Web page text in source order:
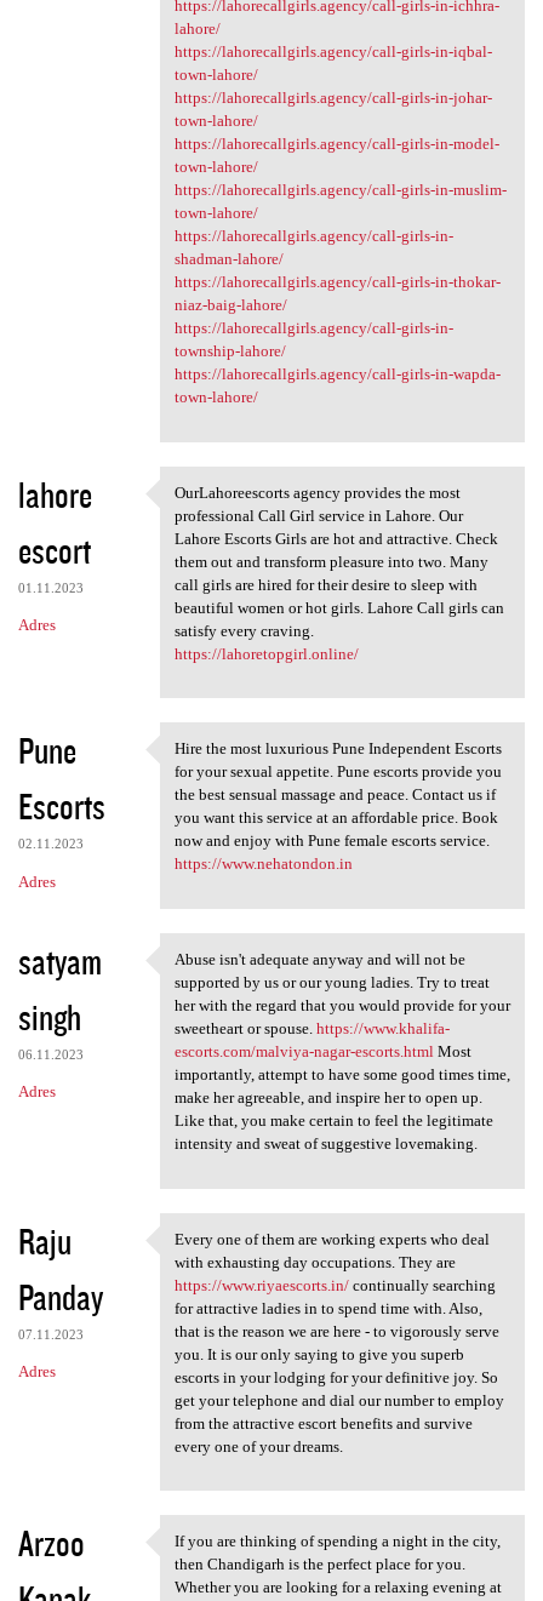
https://lahorecallgirls.agency/call-girls-in-ichhra-
lahore/
https://lahorecallgirls.agency/call-girls-in-iqbal-
town-lahore/
https://lahorecallgirls.agency/call-girls-in-johar-
town-lahore/
https://lahorecallgirls.agency/call-girls-in-model-
town-lahore/
https://lahorecallgirls.agency/call-girls-in-muslim-
town-lahore/
https://lahorecallgirls.agency/call-girls-in-
shadman-lahore/
https://lahorecallgirls.agency/call-girls-in-thokar-
niaz-baig-lahore/
https://lahorecallgirls.agency/call-girls-in-
township-lahore/
https://lahorecallgirls.agency/call-girls-in-wapda-
town-lahore/
lahore
escort
01.11.2023
Adres
OurLahoreescorts agency
OurLahoreescorts agency provides the most
professional Call Girl service in Lahore. Our
Lahore Escorts Girls are hot and attractive. Check
them out and transform pleasure into two. Many
call girls are hired for their desire to sleep with
beautiful women or hot girls. Lahore Call girls can
satisfy every craving.
https://lahoretopgirl.online/
Pune
Escorts
02.11.2023
Adres
Hire the most luxurious Pune
Hire the most luxurious Pune Independent Escorts
for your sexual appetite. Pune escorts provide you
the best sensual massage and peace. Contact us if
you want this service at an affordable price. Book
now and enjoy with Pune female escorts service.
https://www.nehatondon.in
satyam
singh
06.11.2023
Adres
Abuse isn't adequate anyway
Abuse isn't adequate anyway and will not be
supported by us or our young ladies. Try to treat
her with the regard that you would provide for your
sweetheart or spouse. https://www.khalifa-
escorts.com/malviya-nagar-escorts.htmlMost
importantly, attempt to have some good times time,
make her agreeable, and inspire her to open up.
Like that, you make certain to feel the legitimate
intensity and sweat of suggestive lovemaking.
Raju
Panday
07.11.2023
Adres
Every one of them are working
Every one of them are working experts who deal
with exhausting day occupations. They are
https://www.riyaescorts.in/continually searching
for attractive ladies in to spend time with. Also,
that is the reason we are here - to vigorously serve
you. It is our only saying to give you superb
escorts in your lodging for your definitive joy. So
get your telephone and dial our number to employ
from the attractive escort benefits and survive
every one of your dreams.
Arzoo
If you are thinking of
If you are thinking of spending a night in the city,
then Chandigarh is the perfect place for you.
Whether you are looking for a relaxing evening at